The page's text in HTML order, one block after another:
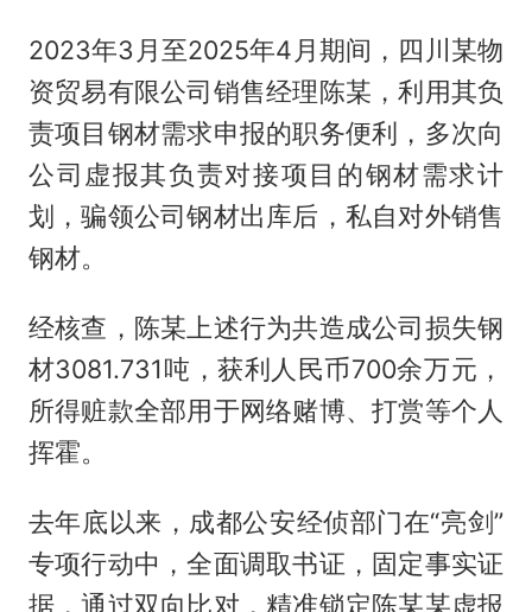
2023年3月至2025年4月期间，四川某物
资贸易有限公司销售经理陈某，利用其负
责项目钢材需求申报的职务便利，多次向
公司虚报其负责对接项目的钢材需求计
划，骗领公司钢材出库后，私自对外销售
钢材。
经核查，陈某上述行为共造成公司损失钢
材3081.731吨，获利人民币700余万元，
所得赃款全部用于网络赌博、打赏等个人
挥霍。
去年底以来，成都公安经侦部门在“亮剑”
专项行动中，全面调取书证，固定事实证
据，通过双向比对，精准锁定陈某某虚报